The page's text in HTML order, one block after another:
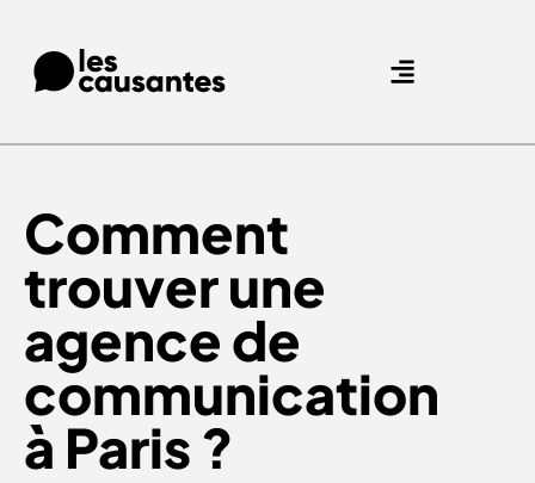
Comment
trouver une
agence de
communication
à Paris ?